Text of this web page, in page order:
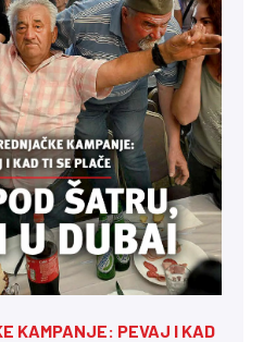
KAMPANJE: PEVAJ I KAD